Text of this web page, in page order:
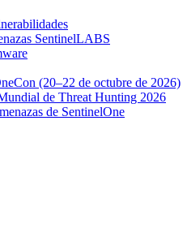
SentinelLABS
(20–22 de octubre de 2026)
de Threat Hunting 2026
de SentinelOne